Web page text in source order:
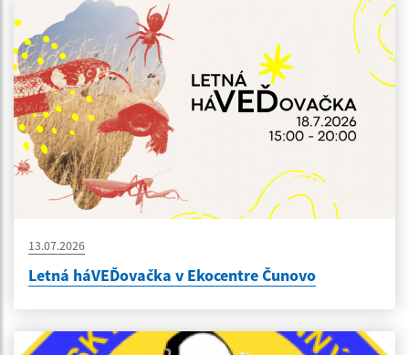
13.07.2026
Letná háVEĎovačka v Ekocentre Čunovo